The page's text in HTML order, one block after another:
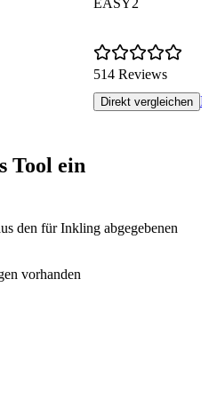
EASY2
514 Reviews
Direkt vergleichen
Tool ein
den für Inkling abgegebenen
vorhanden